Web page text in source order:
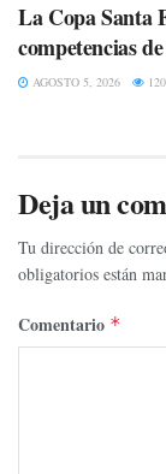
La Copa Santa
competencias
AGOSTO 5, 2026 120
Deja un
Tu dirección de
obligatorios están
Comentario *